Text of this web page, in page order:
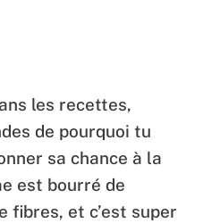
les recettes,
de pourquoi tu
sa chance à la
est bourré de
fibres, et c’est super